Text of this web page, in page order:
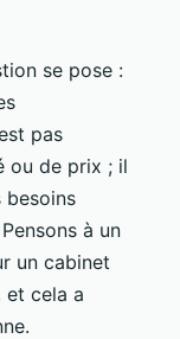
se pose :
pas
ou de prix ; il
besoins
à un
un cabinet
et cela a